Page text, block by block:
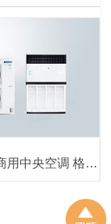
格力柜机 商用中央空调 格力十匹柜机 10匹立式空调10HP主机